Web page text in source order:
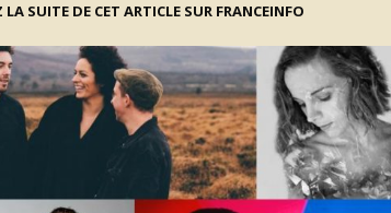
LA SUITE DE CET ARTICLE SUR FRANCEINFO